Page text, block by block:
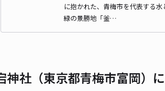
に抱かれた、青梅市を代表する水
緑の景勝地「釜…
神社（東京都青梅市富岡）